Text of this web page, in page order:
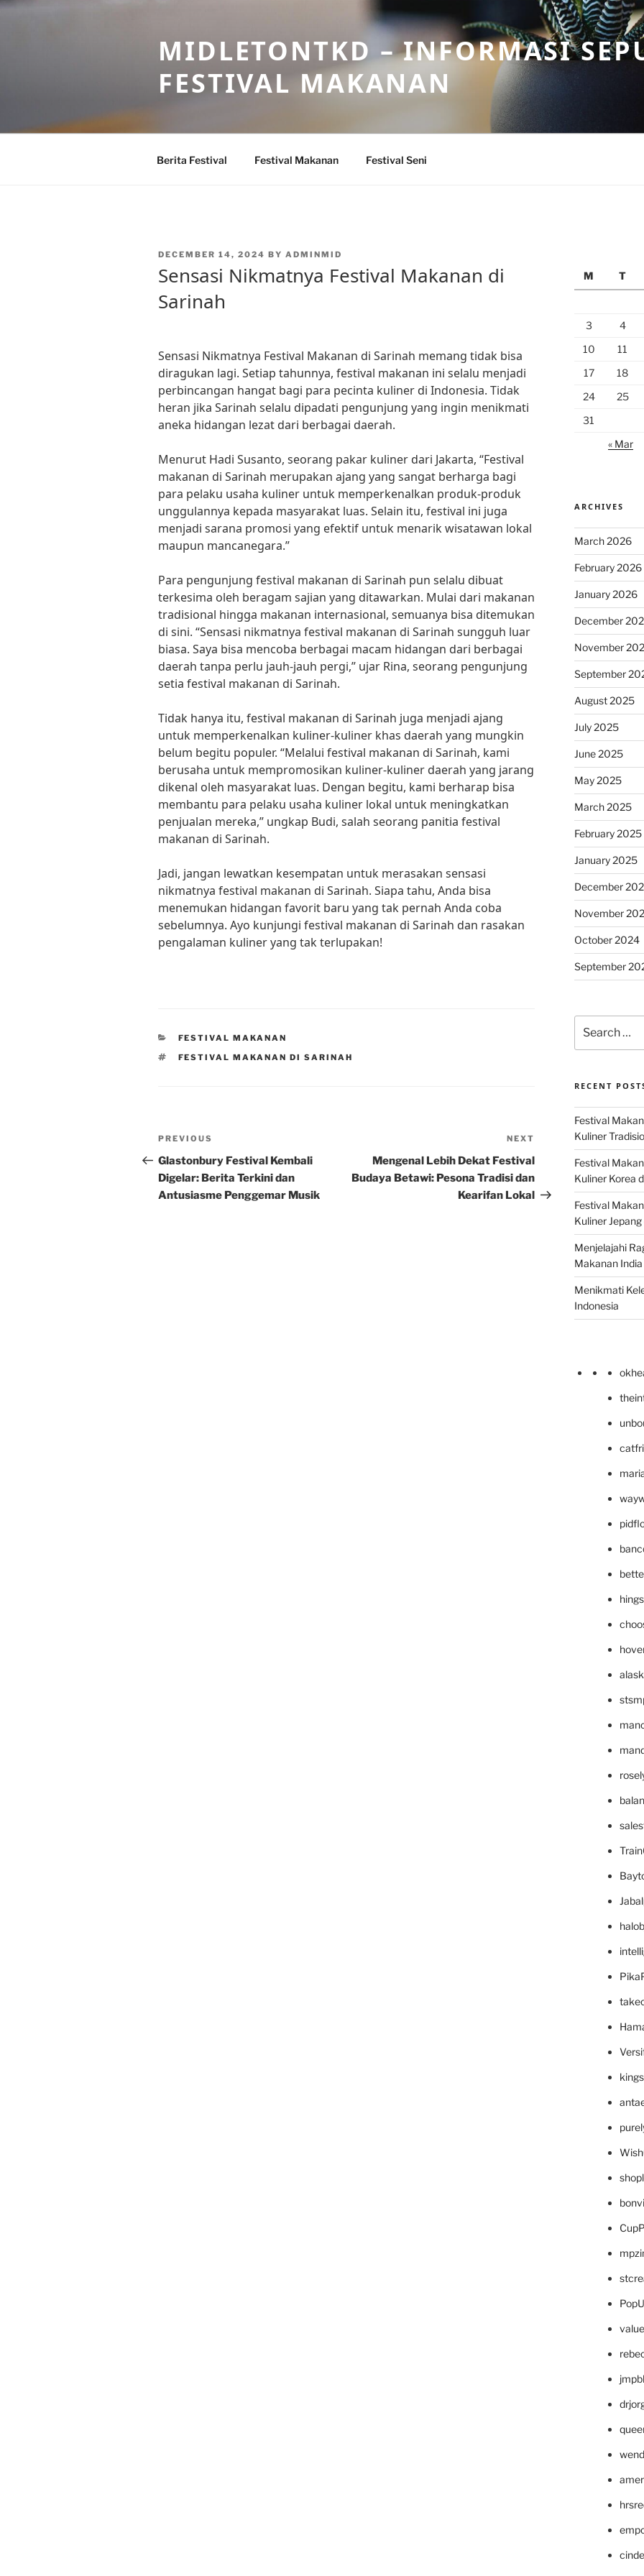
Skip
MIDLETONTKD – INFORMASI
FESTIVAL MAKANAN
Berita Festival Festival Makanan Festival Seni
POSTED
DECEMBER 14, 2024 BY ADMINMID
Sensasi Nikmatnya Festival Makanan di
Sarinah
Sensasi Nikmatnya Festival Makanan di Sarinah memang tidak bisa
diragukan lagi. Setiap tahunnya, festival makanan ini selalu menjadi
perbincangan hangat bagi para pecinta kuliner di Indonesia. Tidak
heran jika Sarinah selalu dipadati pengunjung yang ingin menikmati
aneka hidangan lezat dari berbagai daerah.
Menurut Hadi Susanto, seorang pakar kuliner dari Jakarta, “Festival
makanan di Sarinah merupakan ajang yang sangat berharga bagi
para pelaku usaha kuliner untuk memperkenalkan produk-produk
unggulannya kepada masyarakat luas. Selain itu, festival ini juga
menjadi sarana promosi yang efektif untuk menarik wisatawan lokal
maupun mancanegara.”
Para pengunjung festival makanan di Sarinah pun selalu dibuat
terkesima oleh beragam sajian yang ditawarkan. Mulai dari makanan
tradisional hingga makanan internasional, semuanya bisa ditemukan
di sini. “Sensasi nikmatnya festival makanan di Sarinah sungguh luar
biasa. Saya bisa mencoba berbagai macam hidangan dari berbagai
daerah tanpa perlu jauh-jauh pergi,” ujar Rina, seorang pengunjung
setia festival makanan di Sarinah.
Tidak hanya itu, festival makanan di Sarinah juga menjadi ajang
untuk memperkenalkan kuliner-kuliner khas daerah yang mungkin
belum begitu populer. “Melalui festival makanan di Sarinah, kami
berusaha untuk mempromosikan kuliner-kuliner daerah yang jarang
dikenal oleh masyarakat luas. Dengan begitu, kami berharap bisa
membantu para pelaku usaha kuliner lokal untuk meningkatkan
penjualan mereka,” ungkap Budi, salah seorang panitia festival
makanan di Sarinah.
Jadi, jangan lewatkan kesempatan untuk merasakan sensasi
nikmatnya festival makanan di Sarinah. Siapa tahu, Anda bisa
menemukan hidangan favorit baru yang tak pernah Anda coba
sebelumnya. Ayo kunjungi festival makanan di Sarinah dan rasakan
pengalaman kuliner yang tak terlupakan!
CATEGORIES
FESTIVAL MAKANAN
TAGS
FESTIVAL MAKANAN DI SARINAH
Post
navigation
Previous
Post
PREVIOUS
Glastonbury Festival Kembali
Digelar: Berita Terkini dan
Antusiasme Penggemar Musik
Post
NEXT
Mengenal Lebih Dekat Festival
Budaya Betawi: Pesona Tradisi dan
Kearifan Lokal
M
T
3
4
10
11
17
18
24
25
31
« Mar
ARCHIVES
March 2026
February 2026
January 2026
December
November
September
August 2025
July 2025
June 2025
May 2025
March 2025
February 2025
January 2025
December
November
October 2024
September
for:
RECENT
Festival
Kuliner
Festival
Kuliner Korea
Festival
Kuliner
Menjelajahi
Makanan
Menikmati
Indonesia